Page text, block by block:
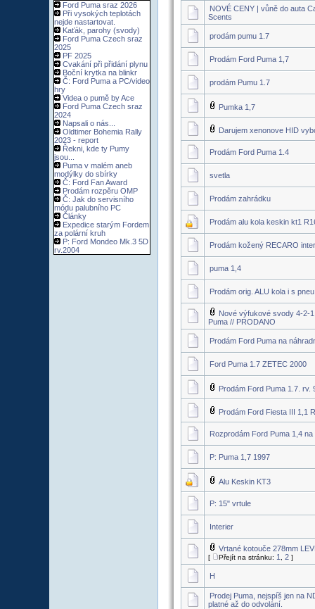
Ford Puma sraz 2026
Při vysokých teplotách
nejde nastartovat.
Kaťák, parohy (svody)
Ford Puma Czech sraz
2025
PF 2025
Cvakání při přidání plynu
Boční krytka na blinkr
Č: Ford Puma a PC/video
hry
Videa o pumě by Ace
Ford Puma Czech sraz
2024
Napsali o nás...
Oldtimer Bohemia Rally
2023 - report
Řekni, kde ty Pumy
jsou...
Puma v malém aneb
modýlky do sbírky
Č: Ford Fan Award
Prodám rozpěru OMP
Č: Jak do servisního
módu palubního PC
Články
Expedice starým Fordem
za polární kruh
P: Ford Mondeo Mk.3 5D
rv.2004
NOVÉ CENY | vůně do auta
Scents
prodám pumu 1.7
Prodám Ford Puma 1,7
prodám Pumu 1.7
Pumka 1,7
Darujem xenonove HID
Prodám Ford Puma 1.4
svetla
Prodám zahrádku
Prodám alu kola keskin kt1
Prodám kožený RECARO
puma 1,4
Prodám orig. ALU kola i s
Nové výfukové svody 4-2-
Puma // PRODANO
Prodám Ford Puma na
Ford Puma 1.7 ZETEC 2000
Prodám Ford Puma 1.7. rv.
Prodám Ford Fiesta III 1,1
Rozprodám Ford Puma 1,4 na
P: Puma 1,7 1997
Alu Keskin KT3
P: 15" vrtule
Interier
Vrtané kotouče 278mm
[ Přejít na stránku: 1 2 ]
H
Prodej Puma, nejspíš jen na
platné až do odvolání.